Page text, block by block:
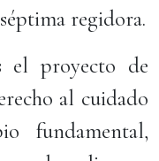
regidora.
el proyecto de
al cuidado
fundamental,